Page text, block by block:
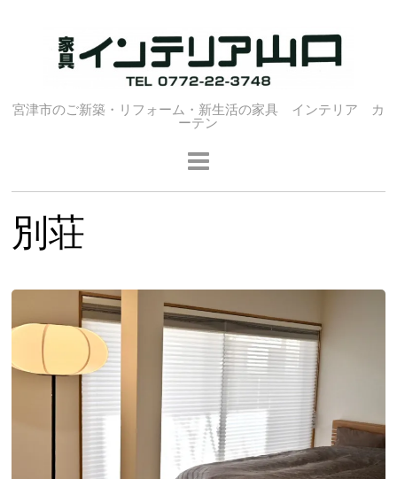
宮津市のご新築・リフォーム・新生活の家具 インテリア カ
ーテン
別荘